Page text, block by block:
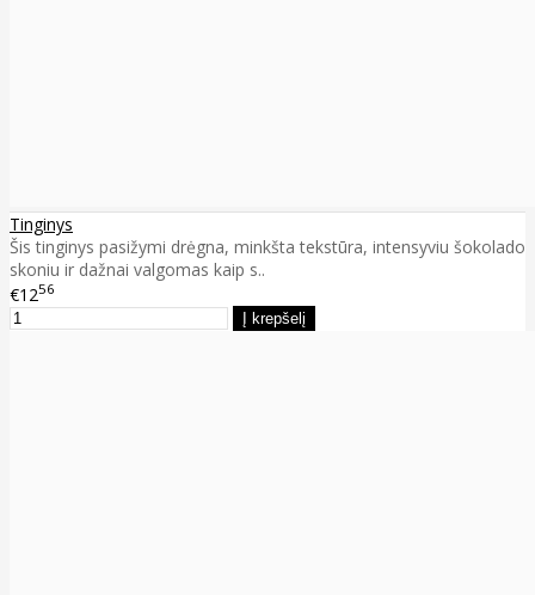
Tinginys
Šis tinginys pasižymi drėgna, minkšta tekstūra, intensyviu šokolado
skoniu ir dažnai valgomas kaip s..
€1256